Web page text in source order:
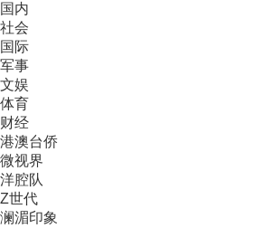
国内
社会
国际
军事
文娱
体育
财经
港澳台侨
微视界
洋腔队
Z世代
澜湄印象